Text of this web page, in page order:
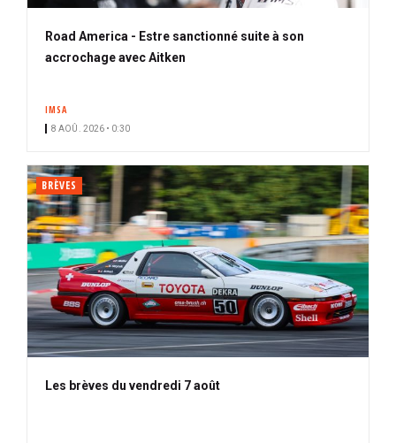
Road America - Estre sanctionné suite à son
accrochage avec Aitken
IMSA
8 AOÛ. 2026 • 0:30
BRÈVES
Les brèves du vendredi 7 août